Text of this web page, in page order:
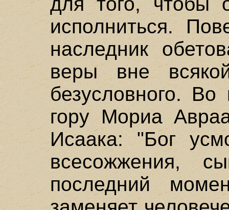
исполниться.
наследник
веры вне
безусловного.
гору Мориа
Исаака: "Бог
всесожжения,
последний